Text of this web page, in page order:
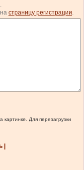
.
страницу регистрации.
Для перезагрузки
|